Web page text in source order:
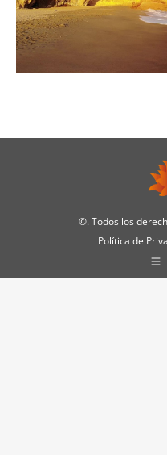
©. Todos los
Política de